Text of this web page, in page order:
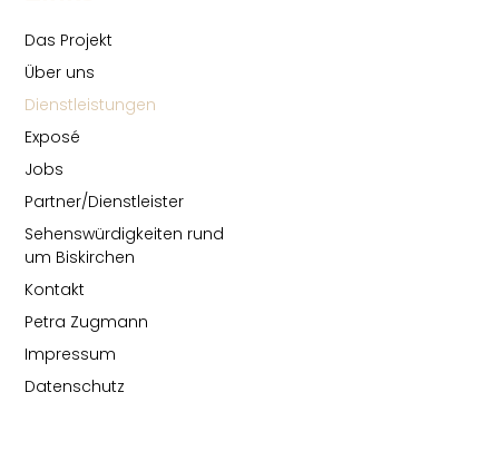
Das Projekt
Über uns
Dienstleistungen
Exposé
Jobs
Partner/Dienstleister
Sehenswürdigkeiten rund
um Biskirchen
Kontakt
Petra Zugmann
Impressum
Datenschutz